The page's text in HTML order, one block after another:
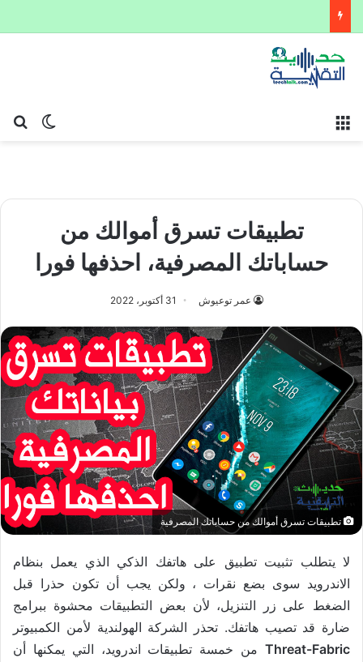
الوضع
تطبيقات تسرق أموالك من
حساباتك المصرفية، احذفها فورا
عمر توعيوش 31 أكتوبر، 2022
تطبيقات تسرق أموالك من حساباتك المصرفية
لا يتطلب تثبيت تطبيق على هاتفك الذكي الذي يعمل بنظام
الاندرويد سوى بضع نقرات ، ولكن يجب أن تكون حذرا قبل
الضغط على زر التنزيل، لأن بعض التطبيقات محشوة ببرامج
ضارة قد تصيب هاتفك. تحذر الشركة الهولندية لأمن الكمبيوتر
Threat-Fabric من خمسة تطبيقات اندرويد، التي يمكنها أن